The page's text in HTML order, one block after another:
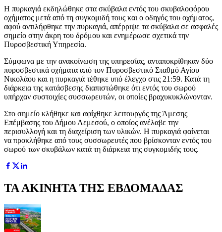
Η πυρκαγιά εκδηλώθηκε στα σκύβαλα εντός του σκυβαλοφόρου
οχήματος μετά από τη συγκομιδή τους και ο οδηγός του οχήματος,
αφού αντιλήφθηκε την πυρκαγιά, απέρριψε τα σκύβαλα σε ασφαλές
σημείο στην άκρη του δρόμου και ενημέρωσε σχετικά την
Πυροσβεστική Υπηρεσία.
Σύμφωνα με την ανακοίνωση της υπηρεσίας, ανταποκρίθηκαν δύο
πυροσβεστικά οχήματα από τον Πυροσβεστικό Σταθμό Αγίου
Νικολάου και η πυρκαγιά τέθηκε υπό έλεγχο στις 21:59. Κατά τη
διάρκεια της κατάσβεσης διαπιστώθηκε ότι εντός του σωρού
υπήρχαν συστοιχίες συσσωρευτών, οι οποίες βραχυκυκλώνονταν.
Στο σημείο κλήθηκε και αφίχθηκε λειτουργός της Άμεσης
Επέμβασης του Δήμου Λεμεσού, ο οποίος ανέλαβε την
περισυλλογή και τη διαχείριση των υλικών. Η πυρκαγιά φαίνεται
να προκλήθηκε από τους συσσωρευτές που βρίσκονταν εντός του
σωρού των σκυβάλων κατά τη διάρκεια της συγκομιδής τους.
ΤΑ ΑΚΙΝΗΤΑ ΤΗΣ ΕΒΔΟΜΑΔΑΣ